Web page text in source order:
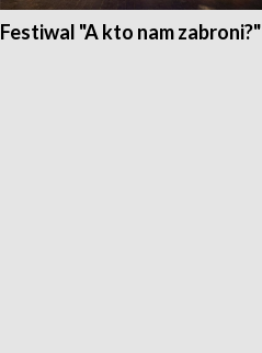
Festiwal "A kto nam zabroni?"